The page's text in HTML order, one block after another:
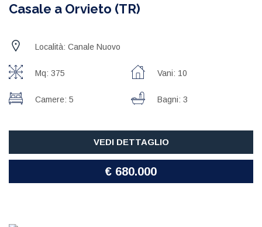
Casale a Orvieto (TR)
Località: Canale Nuovo
Mq: 375 Vani: 10
Camere: 5 Bagni: 3
VEDI DETTAGLIO
€ 680.000